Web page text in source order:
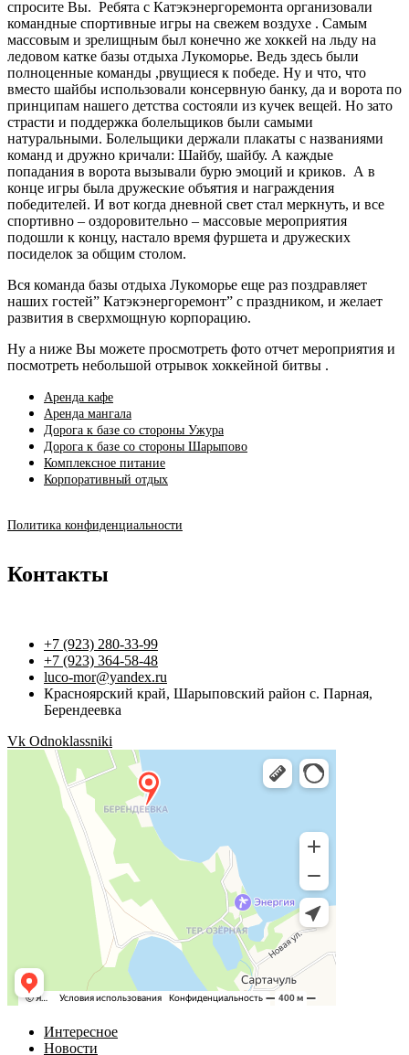
спросите Вы. Ребята с Катэкэнергоремонта организовали
командные спортивные игры на свежем воздухе . Самым
массовым и зрелищным был конечно же хоккей на льду на
ледовом катке базы отдыха Лукоморье. Ведь здесь были
полноценные команды ,рвущиеся к победе. Ну и что, что
вместо шайбы использовали консервную банку, да и ворота по
принципам нашего детства состояли из кучек вещей. Но зато
страсти и поддержка болельщиков были самыми
натуральными. Болельщики держали плакаты с названиями
команд и дружно кричали: Шайбу, шайбу. А каждые
попадания в ворота вызывали бурю эмоций и криков. А в
конце игры была дружеские объятия и награждения
победителей. И вот когда дневной свет стал меркнуть, и все
спортивно – оздоровительно – массовые мероприятия
подошли к концу, настало время фуршета и дружеских
посиделок за общим столом.
Вся команда базы отдыха Лукоморье еще раз поздравляет
наших гостей” Катэкэнергоремонт” с праздником, и желает
развития в сверхмощную корпорацию.
Ну а ниже Вы можете просмотреть фото отчет мероприятия и
посмотреть небольшой отрывок хоккейной битвы .
Аренда кафе
Аренда мангала
Дорога к базе со стороны Ужура
Дорога к базе со стороны Шарыпово
Комплексное питание
Корпоративный отдых
Политика конфиденциальности
Контакты
+7 (923) 280-33-99
+7 (923) 364-58-48
luco-mor@yandex.ru
Красноярский край, Шарыповский район с. Парная,
Берендеевка
Vk Odnoklassniki
Интересное
Новости